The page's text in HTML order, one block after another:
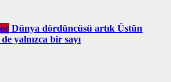
Dünya dördüncüsü artık Üstün
yalnızca bir sayı